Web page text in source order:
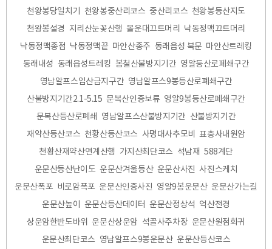
천왕봉당일치기 천왕봉중산리코스 중산리코스 천왕봉등산지도
천왕봉설경 지리산눈꽃산행 몰운대끄트머리
낙동정맥끄트머리
낙동정맥종점 낙동정맥끝 마안산종주 동래읍성 북문 마안산트레킹
동래내성 동래읍성트레킹 봄철산불방지기간 영알등산로폐쇄구간
영남알프스입산금지구간 영남알프스9봉등산로폐쇄구간
산불방지기간2.1-5.15 문복산인증보류 영알9봉등산로폐쇄구간
문복산등산로폐쇄
영남알프스산불방지기간 산불방지기간
재약산등산코스 천황산등산코스 사명대사추모비
표충사내원암
천황산재약산연계산행
가지산최단코스 석남재 588계단
운문산등산난이도 운문산겨울등산 운문산사진 사진스케치
운문산폭포 비로암폭포 운문산인증사진 영알9봉운문산 운문산가는길
운문산높이
운문산등산데이터 운문산정상석 억산전경
상운암한반도바위 운문산상운암 석골사주차장 운문산원점회귀
운문산최단코스 영남알프스9봉운문산 운문산등산코스